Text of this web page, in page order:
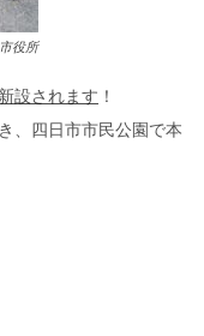
役所
設されます ！
、四日市市民公園で本